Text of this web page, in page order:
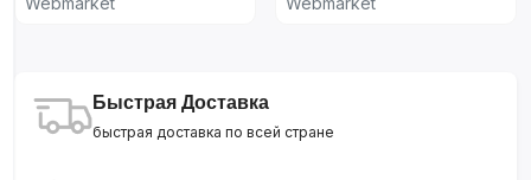
Быстрая Доставка
быстрая доставка по всей стране